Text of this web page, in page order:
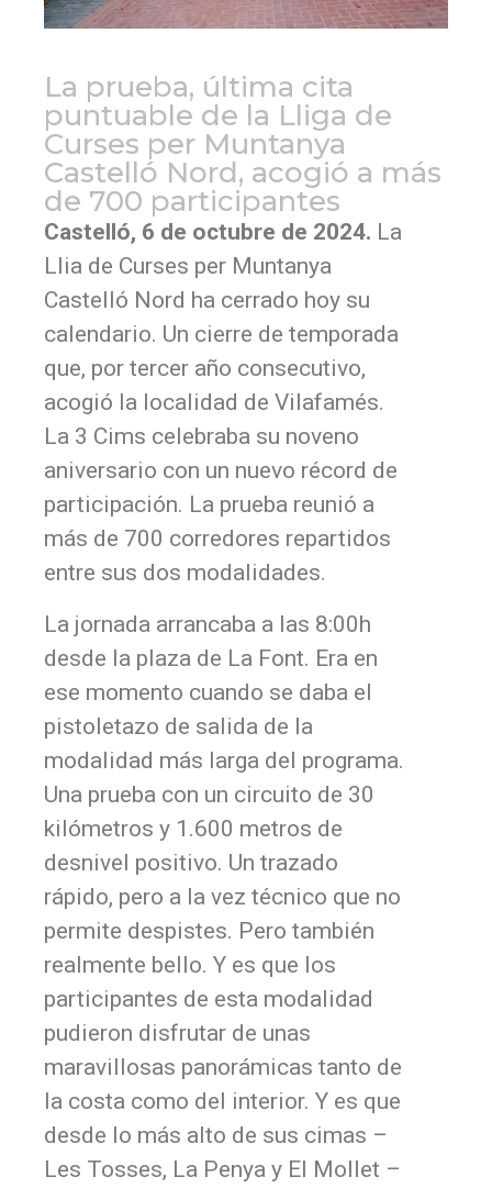
La prueba, última cita
puntuable de la Lliga de
Curses per Muntanya
Castelló Nord, acogió a más
de 700 participantes
Castelló, 6 de octubre de 2024. La
Llia de Curses per Muntanya
Castelló Nord ha cerrado hoy su
calendario. Un cierre de temporada
que, por tercer año consecutivo,
acogió la localidad de Vilafamés.
La 3 Cims celebraba su noveno
aniversario con un nuevo récord de
participación. La prueba reunió a
más de 700 corredores repartidos
entre sus dos modalidades.
La jornada arrancaba a las 8:00h
desde la plaza de La Font. Era en
ese momento cuando se daba el
pistoletazo de salida de la
modalidad más larga del programa.
Una prueba con un circuito de 30
kilómetros y 1.600 metros de
desnivel positivo. Un trazado
rápido, pero a la vez técnico que no
permite despistes. Pero también
realmente bello. Y es que los
participantes de esta modalidad
pudieron disfrutar de unas
maravillosas panorámicas tanto de
la costa como del interior. Y es que
desde lo más alto de sus cimas –
Les Tosses, La Penya y El Mollet –